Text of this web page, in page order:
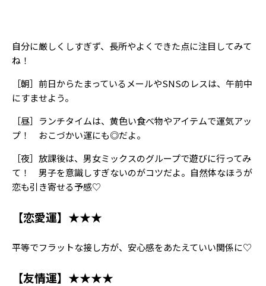
ST member
自分に厳しくしすぎず、長所やよくできた点に注目してみて
ね！
［朝］前日からたまっているメールやSNSのレスは、午前中
にすませよう。
［昼］ランチタイムは、黄色い食べ物やアイテムで運気アッ
プ！ おこづかい運にも◎だよ。
［夜］放課後は、男女ミックスのグループで遊びに行ってみ
て！ 男子を意識しすぎないのがコツだよ。自然体なほうが
恋も引き寄せる予感♡
【恋愛運】★★★
平等でフラットな接し方が、安心感をあたえていい関係に♡
【友情運】★★★★